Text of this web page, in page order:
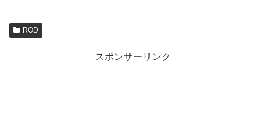
ROD
スポンサーリンク